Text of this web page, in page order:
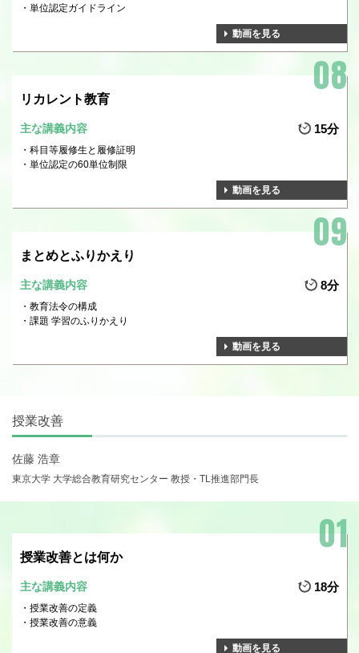
単位認定ガイドライン
動画を見る
リカレント教育
主な講義内容 15分
科目等履修生と履修証明
単位認定の60単位制限
動画を見る
まとめとふりかえり
主な講義内容 8分
教育法令の構成
課題 学習のふりかえり
動画を見る
授業改善
佐藤 浩章
東京大学 大学総合教育研究センター 教授・TL推進部門長
授業改善とは何か
主な講義内容 18分
授業改善の定義
授業改善の意義
動画を見る